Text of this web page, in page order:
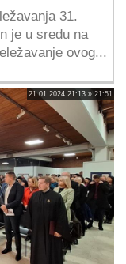
31.
je u sredu na
ovog...
21.01.2024 21:13 » 21:51